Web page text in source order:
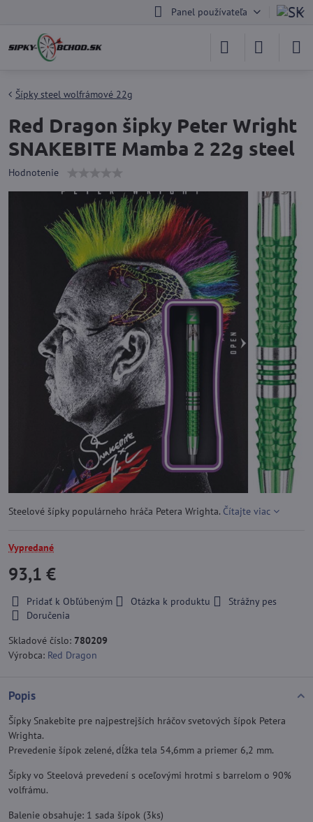
Panel používateľa
Šípky steel wolfrámové 22g
Red Dragon šipky Peter Wright
SNAKEBITE Mamba 2 22g steel
Hodnotenie
Steelové šípky populárneho hráča Petera Wrighta. Čítajte viac
Vypredané
93,1 €
Pridať k Obľúbeným Otázka k produktu
Strážny pes
Doručenia
Skladové číslo: 780209
Výrobca: Red Dragon
Popis
Šípky Snakebite pre najpestrejších hráčov svetových šípok Petera
Wrighta.
Prevedenie šípok zelené, dĺžka tela 54,6mm a priemer 6,2 mm.
Šípky vo Steelová prevedení s oceľovými hrotmi s barrelom o 90%
volfrámu.
Balenie obsahuje: 1 sada šípok (3ks)